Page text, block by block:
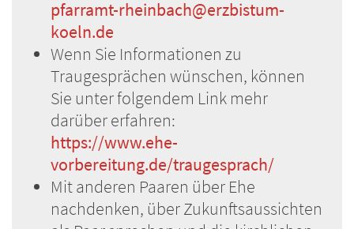
pfarramt-rheinbach@erzbistum-
koeln.de
Wenn Sie Informationen zu
Traugesprächen wünschen, können
Sie unter folgendem Link mehr
darüber erfahren:
https://www.ehe-
vorbereitung.de/traugesprach/
Mit anderen Paaren über Ehe
nachdenken, über Zukunftsaussichten